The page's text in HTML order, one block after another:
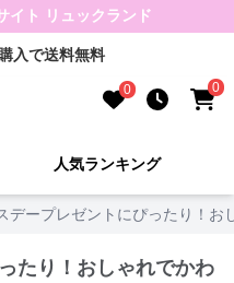
イト リュックランド
入で送料無料
0 0
人気ランキング
デープレゼントにぴったり！お
たり！おしゃれでかわ